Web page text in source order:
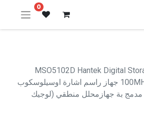
0
MSO5102D Hantek Digital
100MHz + Logic Analyzer جهاز راسم اشارة اوسيلوسكوب
2 قناة مدمج بة جهازمحلل منطقي (لوجيك